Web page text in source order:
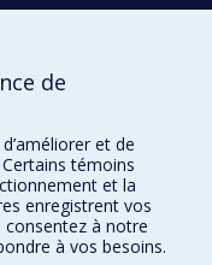
de
et de
témoins
et la
enregistrent vos
à notre
à vos besoins.